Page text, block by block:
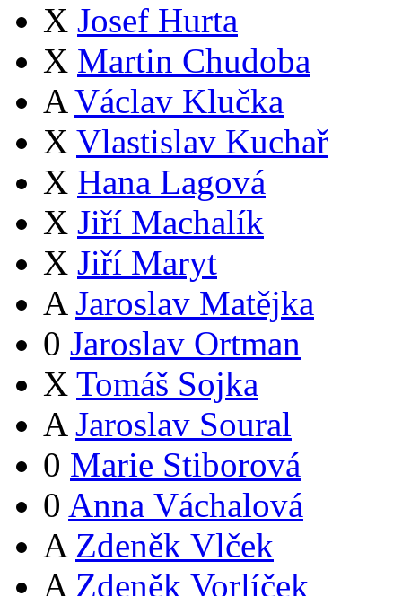
X Josef Hurta
X Martin Chudoba
A Václav Klučka
X Vlastislav Kuchař
X Hana Lagová
X Jiří Machalík
X Jiří Maryt
A Jaroslav Matějka
0 Jaroslav Ortman
X Tomáš Sojka
A Jaroslav Soural
0 Marie Stiborová
0 Anna Váchalová
A Zdeněk Vlček
A Zdeněk Vorlíček